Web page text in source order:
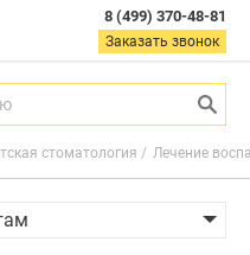
8 (499) 370-48-81
Заказать звонок
стоматология Лечение